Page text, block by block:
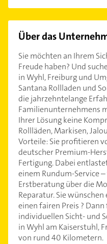
Über das
Sie möchten an Ihrem
Freude haben? Und
in Wyhl, Freiburg und
Santana Rollladen und
die jahrzehntelange
Familienunternehmens
Ihrer Lösung keine
Rollläden, Markisen,
Vorteile: Sie profitieren
deutscher Premium-
Fertigung. Dabei
einem Rundum-Service
Erstberatung über die
Reparatur. Sie
einen fairen Preis ?
individuellen Sicht- und
in Wyhl am Kaiserstuhl,
von rund 40 Kilometern.